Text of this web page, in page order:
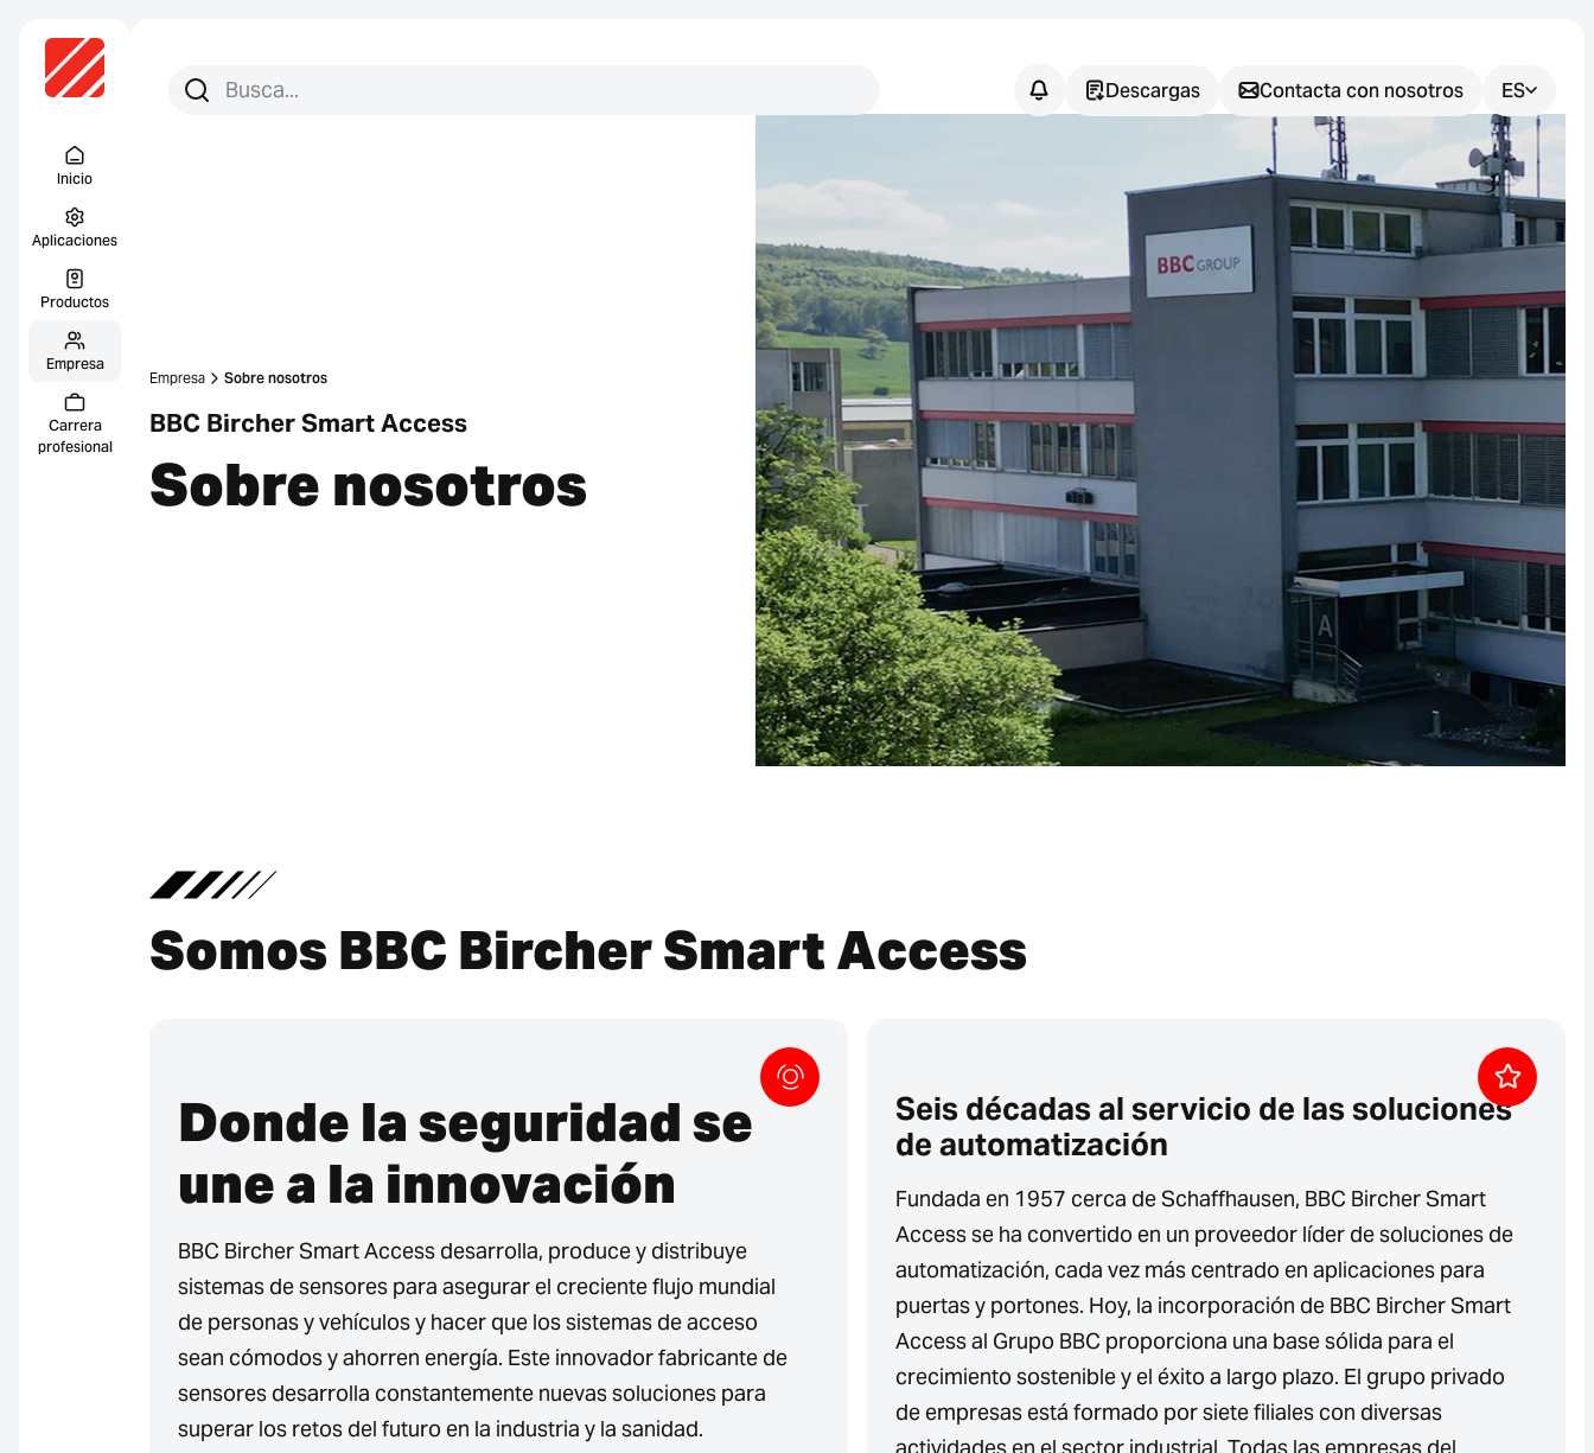
Inicio
Aplicaciones
Productos
Empresa
Carrera
profesional
Busca:
Busca en
Descargas Contacta con nosotros ES
Empresa Sobre nosotros
BBC Bircher Smart Access
Sobre nosotros
Somos BBC Bircher Smart Access
Donde la seguridad se
une a la innovación
BBC Bircher Smart Access desarrolla, produce y distribuye
sistemas de sensores para asegurar el creciente flujo mundial
de personas y vehículos y hacer que los sistemas de acceso
sean cómodos y ahorren energía. Este innovador fabricante de
sensores desarrolla constantemente nuevas soluciones para
superar los retos del futuro en la industria y la sanidad.
Seis décadas al servicio de las soluciones
de automatización
Fundada en 1957 cerca de Schaffhausen, BBC Bircher Smart
Access se ha convertido en un proveedor líder de soluciones de
automatización, cada vez más centrado en aplicaciones para
puertas y portones. Hoy, la incorporación de BBC Bircher Smart
Access al Grupo BBC proporciona una base sólida para el
crecimiento sostenible y el éxito a largo plazo. El grupo privado
de empresas está formado por siete filiales con diversas
Enlaces
¿Tiene
alguna
pregunta?
Le ayudaremos a encontrar la
solución de sensores más